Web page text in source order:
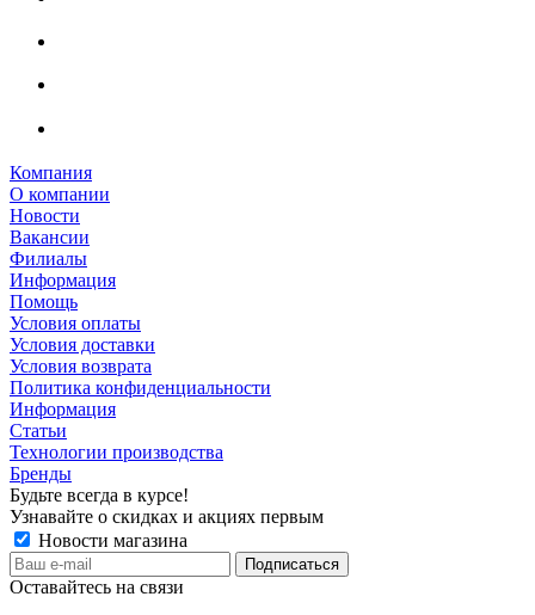
Компания
О компании
Новости
Вакансии
Филиалы
Информация
Помощь
Условия оплаты
Условия доставки
Условия возврата
Политика конфиденциальности
Информация
Статьи
Технологии производства
Бренды
Будьте всегда в курсе!
Узнавайте о скидках и акциях первым
Новости магазина
Оставайтесь на связи